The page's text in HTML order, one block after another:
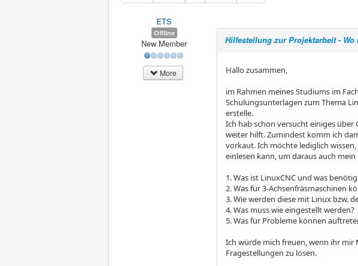
ETS
Offline
New Member
More
Hilfestellung zur Projektarbeit -
Hallo zusammen,
im Rahmen meines Studiums im
Schulungsunterlagen zum Thema
erstelle.
Ich hab schon versucht einiges
weiter hilft. Zumindest komm ich
vorkaut. Ich möchte lediglich
einlesen kann, um daraus auch
1. Was ist LinuxCNC und was
2. Was für 3-Achsenfräsmaschinen
3. Wie werden diese mit Linux bzw.
4. Was muss wie eingestellt werden?
5. Was für Probleme können
Ich würde mich freuen, wenn ihr
Fragestellungen zu lösen.